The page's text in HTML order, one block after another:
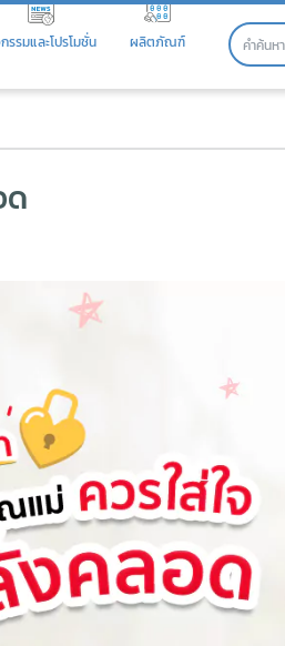
รรมและโปรโมชั่น ผลิตภัณฑ์
ด